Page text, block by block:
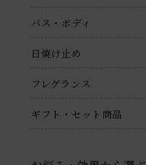
バス・ボディ
日焼け止め
フレグランス
ギフト・セット商品